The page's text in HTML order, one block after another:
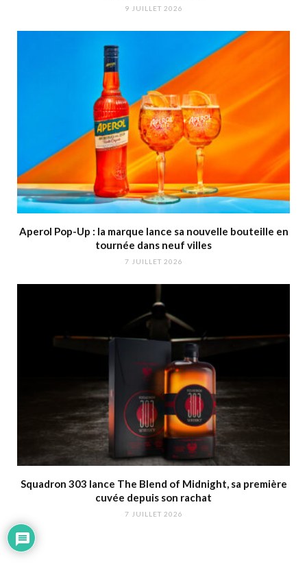
9 JUILLET 2026
Aperol Pop-Up : la marque lance sa nouvelle bouteille en
tournée dans neuf villes
7 JUILLET 2026
Squadron 303 lance The Blend of Midnight, sa première
cuvée depuis son rachat
7 JUILLET 2026